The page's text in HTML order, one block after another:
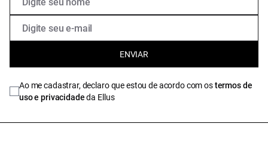
ENVIAR
Ao me cadastrar, declaro que estou de acordo com ostermos de
uso e privacidadeda Ellus